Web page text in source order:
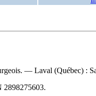
— Laval (Québec) :
2898275603.